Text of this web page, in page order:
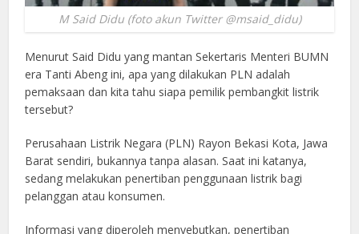
M Said Didu (foto akun Twitter @msaid_didu)
Menurut Said Didu yang mantan Sekertaris Menteri BUMN
era Tanti Abeng ini, apa yang dilakukan PLN adalah
pemaksaan dan kita tahu siapa pemilik pembangkit listrik
tersebut?
Perusahaan Listrik Negara (PLN) Rayon Bekasi Kota, Jawa
Barat sendiri, bukannya tanpa alasan. Saat ini katanya,
sedang melakukan penertiban penggunaan listrik bagi
pelanggan atau konsumen.
Informasi yang diperoleh menyebutkan, penertiban